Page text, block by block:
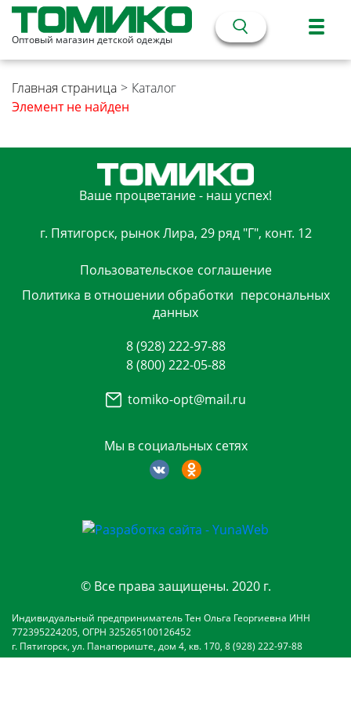
Оптовый магазин детской одежды
Главная страница > Каталог
Элемент не найден
Ваше процветание - наш успех!
г. Пятигорск, рынок Лира, 29 ряд "Г", конт. 12
Пользовательское соглашение
Политика в отношении обработки персональных
данных
Мы в социальных сетях
8 (928) 222-97-88
8 (800) 222-05-88
tomiko-opt@mail.ru
© Все права защищены. 2020 г.
Индивидуальный предприниматель Тен Ольга Георгиевна ИНН
772395224205, ОГРН 325265100126452
г. Пятигорск, ул. Панагюриште, дом 4, кв. 170, 8 (928) 222-97-88